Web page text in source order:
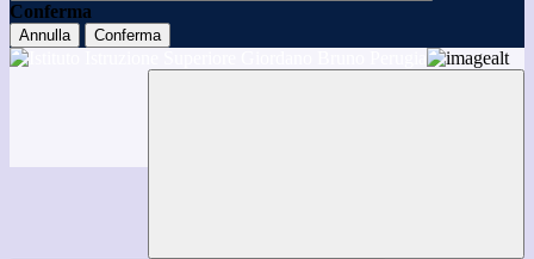
Conferma
Annulla Conferma